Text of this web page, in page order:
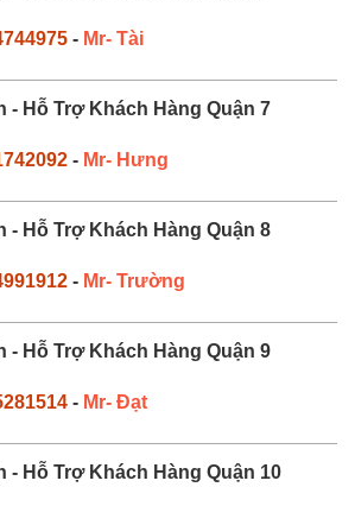
- Mr- Tài
- Hỗ Trợ Khách Hàng Quận 7
- Mr- Hưng
- Hỗ Trợ Khách Hàng Quận 8
- Mr- Trường
- Hỗ Trợ Khách Hàng Quận 9
- Mr- Đạt
- Hỗ Trợ Khách Hàng Quận 10